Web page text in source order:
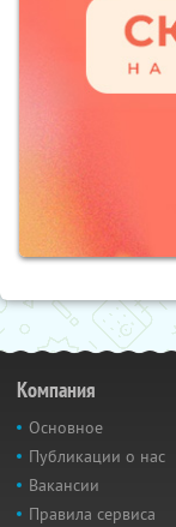
Компания
Основное
Публикации о нас
Вакансии
Правила сервиса